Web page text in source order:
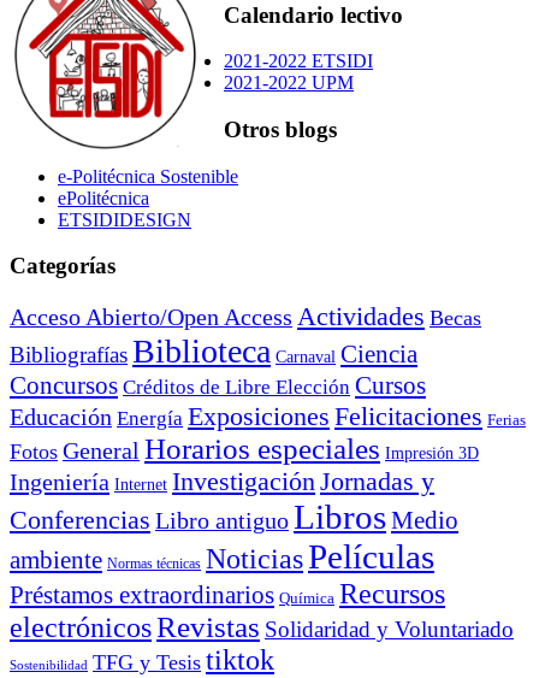
Calendario lectivo
2021-2022 ETSIDI
2021-2022 UPM
Otros blogs
e-Politécnica Sostenible
ePolitécnica
ETSIDIDESIGN
Categorías
Acceso Abierto/Open Access Actividades Becas
BibliografíasBiblioteca Carnaval Ciencia
Concursos Créditos de Libre Elección Cursos
Educación Energía Exposiciones Felicitaciones Ferias
Fotos General Horarios especiales Impresión 3D
Ingeniería Internet InvestigaciónJornadas y
Conferencias Libro antiguoLibrosMedio
ambiente Normas técnicas NoticiasPelículas
Préstamos extraordinarios Química Recursos
electrónicosRevistas Solidaridad y Voluntariado
Sostenibilidad TFG y Tesis tiktok